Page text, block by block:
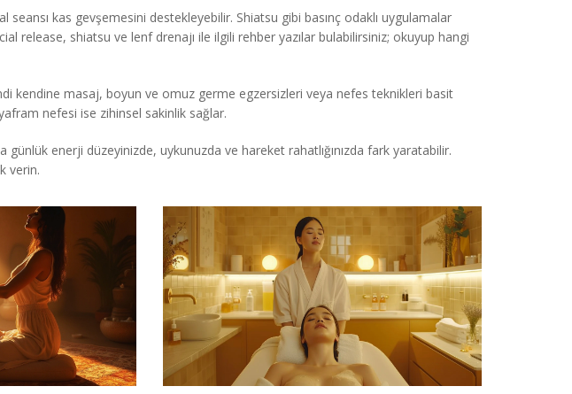
seansı kas gevşemesini destekleyebilir. Shiatsu gibi basınç odaklı uygulamalar
release, shiatsu ve lenf drenajı ile ilgili rehber yazılar bulabilirsiniz; okuyup hangi
kendine masaj, boyun ve omuz germe egzersizleri veya nefes teknikleri basit
nefesi ise zihinsel sakinlik sağlar.
enerji düzeyinizde, uykunuzda ve hareket rahatlığınızda fark yaratabilir.
verin.